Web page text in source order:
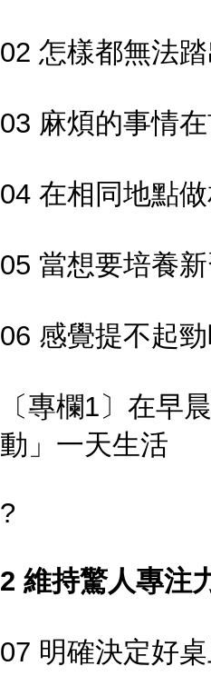
02 怎樣都無法
03 麻煩的事情
04 在相同地點
05 當想要培養
06 感覺提不起
〔專欄1〕在早
動」一天生活
?
2 維持驚人專注
07 明確決定好